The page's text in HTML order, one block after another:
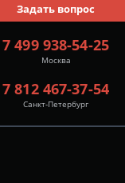
7 499 938-54-25
Москва
7 812 467-37-54
Санкт-Петербург
Задать вопрос